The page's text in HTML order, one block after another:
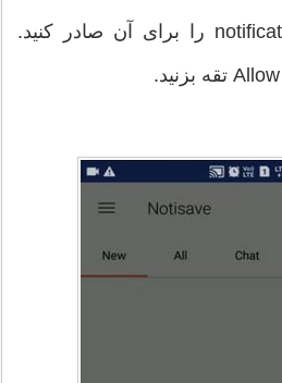
اجازه دسترسی به notification را برای آن صادر کنید.